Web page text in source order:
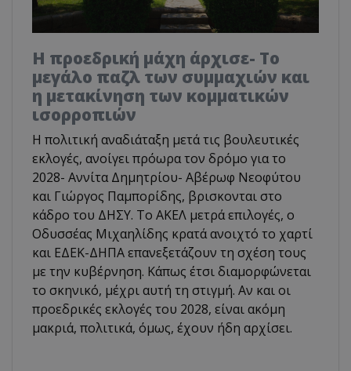
Η προεδρική μάχη άρχισε- Το
μεγάλο παζλ των συμμαχιών και
η μετακίνηση των κομματικών
ισορροπιών
Η πολιτική αναδιάταξη μετά τις βουλευτικές
εκλογές, ανοίγει πρόωρα τον δρόμο για το
2028- Αννίτα Δημητρίου- Αβέρωφ Νεοφύτου
και Γιώργος Παμπορίδης, βρισκονται στο
κάδρο του ΔΗΣΥ. Το ΑΚΕΛ μετρά επιλογές, ο
Οδυσσέας Μιχαηλίδης κρατά ανοιχτό το χαρτί
και ΕΔΕΚ-ΔΗΠΑ επανεξετάζουν τη σχέση τους
με την κυβέρνηση. Κάπως έτσι διαμορφώνεται
το σκηνικό, μέχρι αυτή τη στιγμή. Αν και οι
προεδρικές εκλογές του 2028, είναι ακόμη
μακριά, πολιτικά, όμως, έχουν ήδη αρχίσει.